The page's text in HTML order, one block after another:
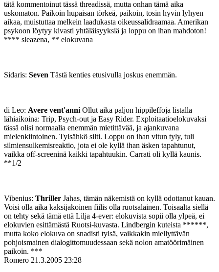
tätä kommentoinut tässä threadissä, mutta onhan tämä aika
uskomaton. Paikoin hupaisan törkeä, paikoin, tosin hyvin lyhyen
aikaa, muistuttaa melkein laadukasta oikeussalidraamaa. Amerikan
psykoon löytyy kivasti yhtäläisyyksiä ja loppu on ihan mahdoton!
**** sleazena, ** elokuvana
Sidaris: Seven Tästä kenties etusivulla joskus enemmän.
di Leo: Avere vent'anni Ollut aika paljon hippileffoja listalla
lähiaikoina: Trip, Psych-out ja Easy Rider. Exploitaatioelokuvaksi
tässä olisi normaalia enemmän mietittävää, ja ajankuvana
mielenkiintoinen. Tylsähkö silti. Loppu on ihan vitun tyly, tuli
silmiensulkemisreaktio, jota ei ole kyllä ihan äsken tapahtunut,
vaikka off-screeninä kaikki tapahtuukin. Carrati oli kyllä kaunis.
**1/2
Vibenius: Thriller Jahas, tämän näkemistä on kyllä odottanut kauan.
Voisi olla aika kaksijakoinen fiilis olla ruotsalainen. Toisaalta siellä
on tehty sekä tämä että Lilja 4-ever: elokuvista sopii olla ylpeä, ei
elokuvien esittämästä Ruotsi-kuvasta. Lindbergin kuteista ******,
mutta koko elokuva on snadisti tylsä, vaikkakin miellyttävän
pohjoismainen dialogittomuudessaan sekä nolon amatöörimäinen
paikoin. ***
Romero 21.3.2005 23:28